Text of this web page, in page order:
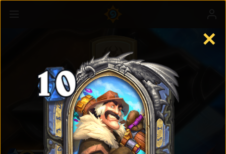
標準卡牌
購買卡牌包
✕